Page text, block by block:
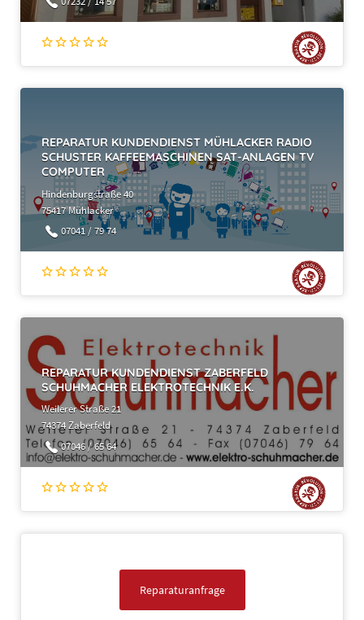
REPARATUR KUNDENDIENST MÜHLACKER RADIO
SCHUSTER KAFFEEMASCHINEN SAT-ANLAGEN TV
COMPUTER
Hindenburgstraße 40
75417 Mühlacker
07041 / 79 74
REPARATUR KUNDENDIENST ZABERFELD
SCHUHMACHER ELEKTROTECHNIK E.K.
Weilerer Straße 21
74374 Zaberfeld
07046 / 65 64
Reparaturanfrage